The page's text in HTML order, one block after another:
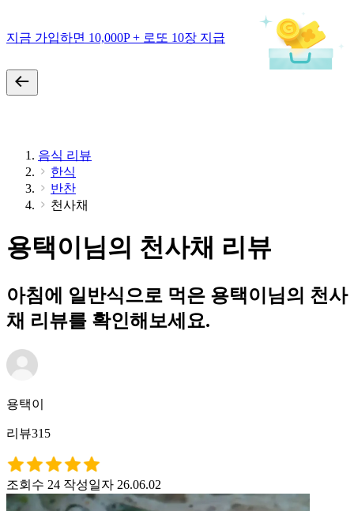
지금 가입하면 10,000P + 로또 10장 지급
음식 리뷰
한식
반찬
천사채
용택이님의 천사채 리뷰
아침에 일반식으로 먹은 용택이님의 천사
채 리뷰를 확인해보세요.
용택이
리뷰315
조회수 24 작성일자 26.06.02